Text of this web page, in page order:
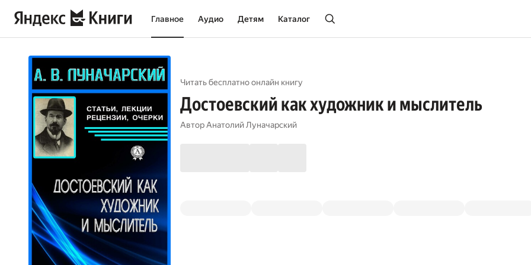
Главное Аудио Детям Каталог
Читать бесплатно онлайн книгу
Достоевский как художник и мыслитель
АвторАнатолий Луначарский